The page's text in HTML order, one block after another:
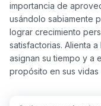
importancia de
usándolo sabiamente
lograr crecimiento
satisfactorias. Alienta
asignan su tiempo y a